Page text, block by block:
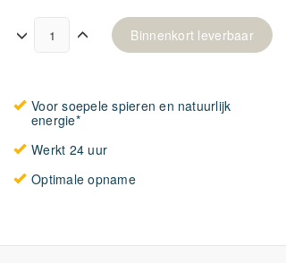
Binnenkort leverbaar
Voor soepele spieren en natuurlijk
energie*
Werkt 24 uur
Optimale opname